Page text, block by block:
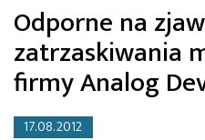
Odporne na
zatrzaskiwania
firmy Analog
17.08.2012